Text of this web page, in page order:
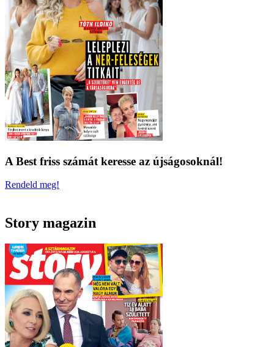
A Best friss számát keresse az újságosoknál!
Rendeld meg!
Story magazin